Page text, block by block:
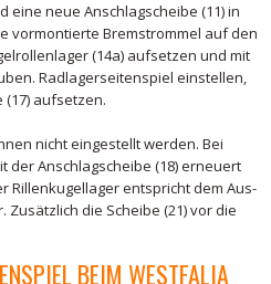
eine neue Anschlagscheibe (11) in
vormontierte Bremstrommel auf den
(14a) aufsetzen und mit
Radlagerseitenspiel einstellen,
aufsetzen.
nicht eingestellt werden. Bei
der Anschlagscheibe (18) erneuert
Rillenkugellager entspricht dem Aus-
die Scheibe (21) vor die
BEIM WESTFALIA